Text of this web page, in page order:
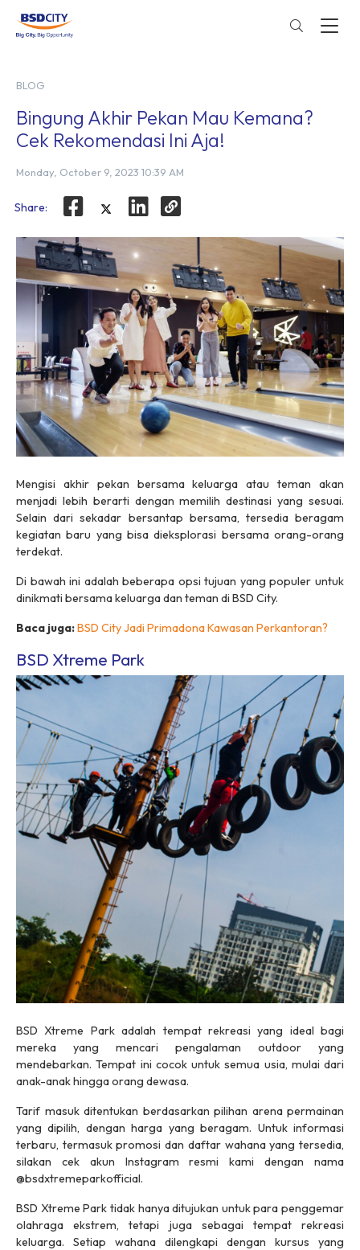
BLOG
Bingung Akhir Pekan Mau Kemana?
Cek Rekomendasi Ini Aja!
Monday, October 9, 2023 10:39 AM
Share:
Mengisi akhir pekan bersama keluarga atau teman akan
menjadi lebih berarti dengan memilih destinasi yang sesuai.
Selain dari sekadar bersantap bersama, tersedia beragam
kegiatan baru yang bisa dieksplorasi bersama orang-orang
terdekat.
Di bawah ini adalah beberapa opsi tujuan yang populer untuk
dinikmati bersama keluarga dan teman di BSD City.
Baca juga:BSD City Jadi Primadona Kawasan Perkantoran?
BSD Xtreme Park
BSD Xtreme Park adalah tempat rekreasi yang ideal bagi
mereka yang mencari pengalaman outdoor yang
mendebarkan. Tempat ini cocok untuk semua usia, mulai dari
anak-anak hingga orang dewasa.
Tarif masuk ditentukan berdasarkan pilihan arena permainan
yang dipilih, dengan harga yang beragam. Untuk informasi
terbaru, termasuk promosi dan daftar wahana yang tersedia,
silakan cek akun Instagram resmi kami dengan nama
@bsdxtremeparkofficial.
BSD Xtreme Park tidak hanya ditujukan untuk para penggemar
olahraga ekstrem, tetapi juga sebagai tempat rekreasi
keluarga. Setiap wahana dilengkapi dengan kursus yang